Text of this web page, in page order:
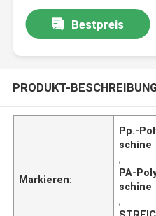
Bestpreis
PRODUKT-
Markieren:
Pp.-
schine
,
PA-
schine
,